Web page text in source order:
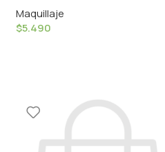
Maquillaje
$5.490